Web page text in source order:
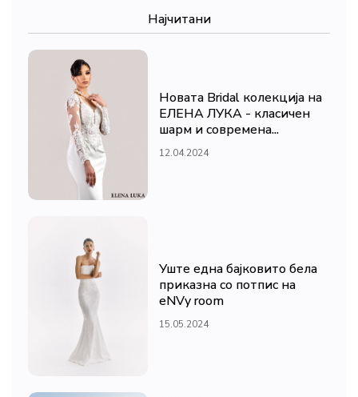
Најчитани
Новата Bridal колекција на
ЕЛЕНА ЛУКА - класичен
шарм и современа...
12.04.2024
Уште една бајковито бела
приказна со потпис на
eNVy room
15.05.2024